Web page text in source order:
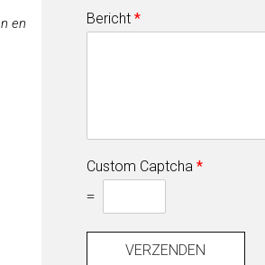
en
Bericht *
Custom Captcha *
=
VERZENDEN